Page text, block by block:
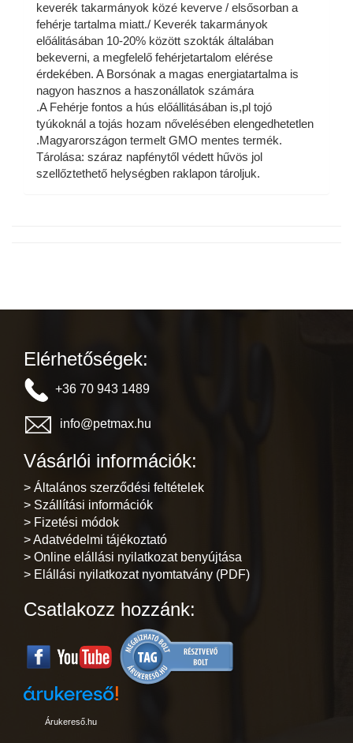
keverék takarmányok közé keverve / elsősorban a
fehérje tartalma miatt./ Keverék takarmányok
előálitásában 10-20% között szokták általában
bekeverni, a megfelelő fehérjetartalom elérése
érdekében. A Borsónak a magas energiatartalma is
nagyon hasznos a haszonállatok számára
.A Fehérje fontos a hús előállitásában is,pl tojó
tyúkoknál a tojás hozam nővelésében elengedhetetlen
.Magyarországon termelt GMO mentes termék.
Tárolása: száraz napfénytől védett hűvös jol
szellőztethető helységben raklapon tároljuk.
Elérhetőségek:
+36 70 943 1489
info@petmax.hu
Vásárlói információk:
> Általános szerződési feltételek
> Szállítási információk
> Fizetési módok
> Adatvédelmi tájékoztató
> Online elállási nyilatkozat benyújtása
> Elállási nyilatkozat nyomtatvány (PDF)
Csatlakozz hozzánk:
Árukereső.hu